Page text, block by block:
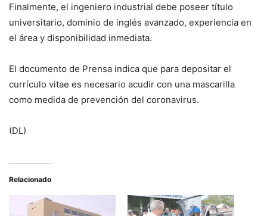
Finalmente, el ingeniero industrial debe poseer título
universitario, dominio de inglés avanzado, experiencia en
el área y disponibilidad inmediata.
El documento de Prensa indica que para depositar el
currículo vitae es necesario acudir con una mascarilla
como medida de prevención del coronavirus.
(DL)
Relacionado